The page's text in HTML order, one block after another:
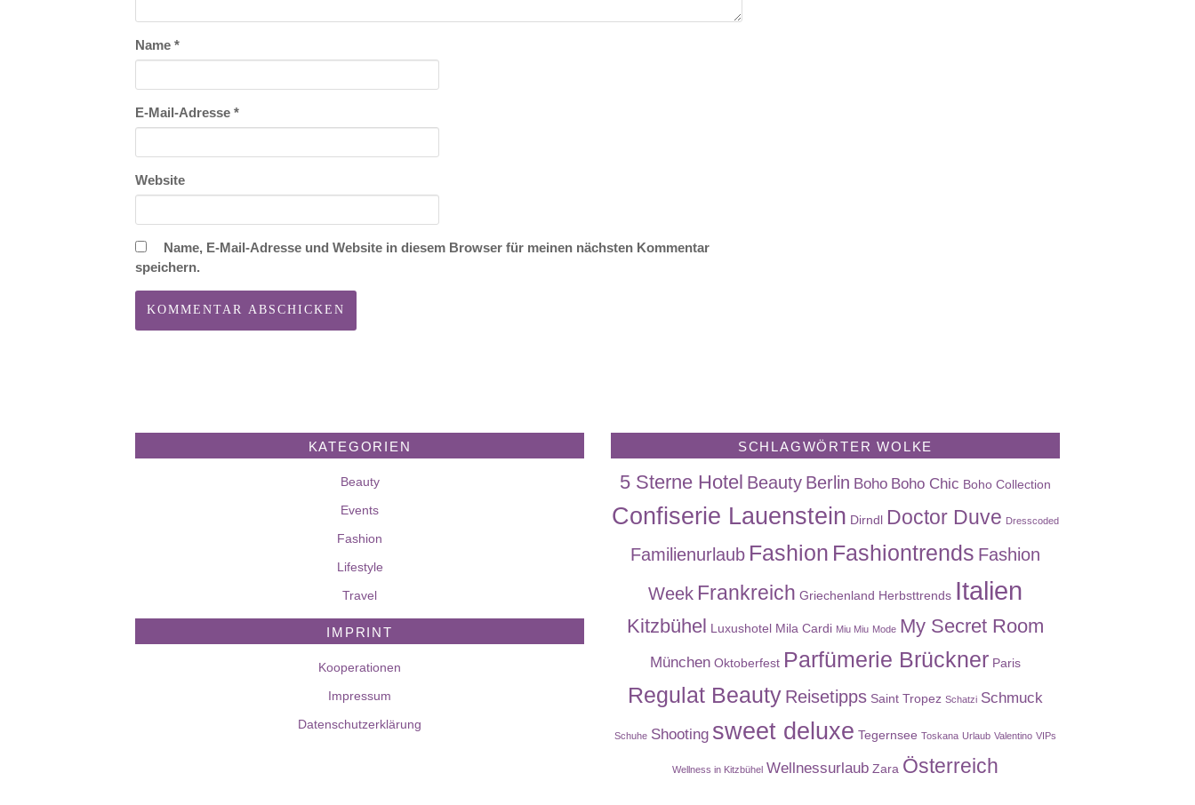
Name *
E-Mail-Adresse *
Website
Name, E-Mail-Adresse und Website in diesem Browser für meinen nächsten Kommentar
speichern.
KATEGORIEN
Beauty
Events
Fashion
Lifestyle
Travel
IMPRINT
Kooperationen
Impressum
Datenschutzerklärung
SCHLAGWÖRTER WOLKE
5 Sterne Hotel Beauty Berlin Boho Boho Chic Boho Collection
Confiserie Lauenstein Dirndl Doctor Duve Dresscoded
Familienurlaub Fashion Fashiontrends Fashion
Week Frankreich Griechenland Herbsttrends Italien
Kitzbühel Luxushotel Mila Cardi Miu Miu Mode My Secret Room
München Oktoberfest Parfümerie Brückner Paris
Regulat Beauty Reisetipps Saint Tropez Schatzi Schmuck
Schuhe Shooting sweet deluxe Tegernsee Toskana Urlaub Valentino VIPs
Wellness in Kitzbühel Wellnessurlaub Zara Österreich